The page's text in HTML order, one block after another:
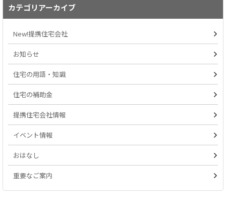
カテゴリアーカイブ
New!提携住宅会社
お知らせ
住宅の用語・知識
住宅の補助金
提携住宅会社情報
イベント情報
おはなし
重要なご案内